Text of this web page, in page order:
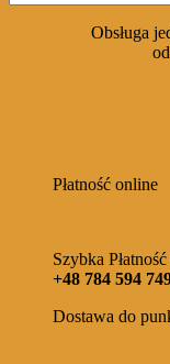
Obsługa
Płatność online
Szybka Płatność
+48 784 594
Dostawa do